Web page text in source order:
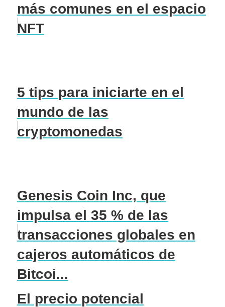
más comunes en el espacio
NFT
5 tips para iniciarte en el
mundo de las
cryptomonedas
Genesis Coin Inc, que
impulsa el 35 % de las
transacciones globales en
cajeros automáticos de
Bitcoi...
El precio potencial